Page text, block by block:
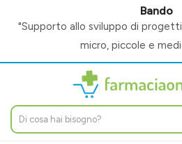
Bando
"Supporto allo sviluppo di
micro, piccole e